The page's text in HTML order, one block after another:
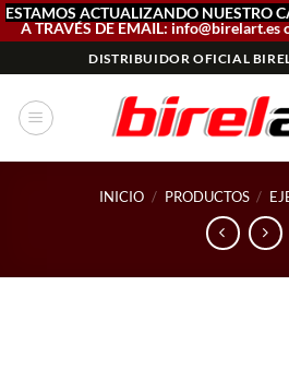
ESTAMOS ACTUALIZANDO NUESTRO
A TRAVÉS DE EMAIL:
al
contenido
DISTRIBUIDOR OFICIAL
INICIO / PRODUCTOS /